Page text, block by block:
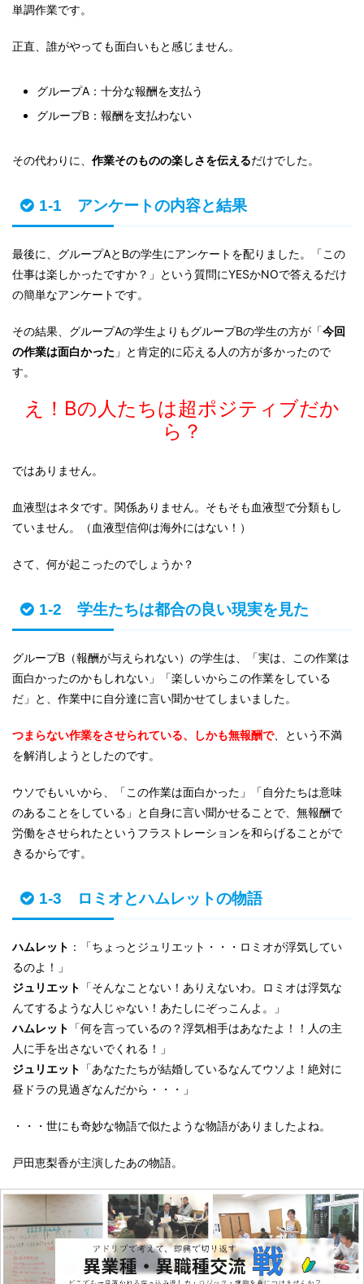
単調作業です。
正直、誰がやっても面白いもと感じません。
グループA：十分な報酬を支払う
グループB：報酬を支払わない
その代わりに、 作業そのものの楽しさを伝えるだけでした。
1-1 アンケートの内容と結果
最後に、グループAとBの学生にアンケートを配りました。「この
仕事は楽しかったですか？」という質問にYESかNOで答えるだけ
の簡単なアンケートです。
その結果、グループAの学生よりもグループBの学生の方が「今回
の作業は面白かった 」と肯定的に応える人の方が多かったので
す。
え！Bの人たちは超ポジティブだか
ら？
ではありません。
血液型はネタです。関係ありません。そもそも血液型で分類もし
ていません。（血液型信仰は海外にはない！）
さて、何が起こったのでしょうか？
1-2 学生たちは都合の良い現実を見た
グループB（報酬が与えられない）の学生は、「実は、この作業は
面白かったのかもしれない」「楽しいからこの作業をしている
だ」と、作業中に自分達に言い聞かせてしまいました。
つまらない作業をさせられている、しかも無報酬で、という不満
を解消しようとしたのです。
ウソでもいいから、「この作業は面白かった」「自分たちは意味
のあることをしている」と自身に言い聞かせることで、無報酬で
労働をさせられたというフラストレーションを和らげることがで
きるからです。
1-3 ロミオとハムレットの物語
ハムレット ：「ちょっとジュリエット・・・ロミオが浮気してい
るのよ！」
ジュリエット 「そんなことない！ありえないわ。ロミオは浮気な
んてするような人じゃない！あたしにぞっこんよ。」
ハムレット 「何を言っているの？浮気相手はあなたよ！！人の主
人に手を出さないでくれる！」
ジュリエット 「あなたたちが結婚しているなんてウソよ！絶対に
昼ドラの見過ぎなんだから・・・」
・・・世にも奇妙な物語で似たような物語がありましたよね。
戸田恵梨香が主演したあの物語。